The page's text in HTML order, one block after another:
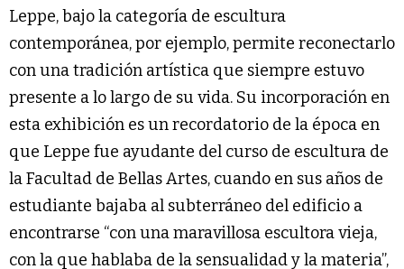
Leppe, bajo la categoría de escultura
contemporánea, por ejemplo, permite reconectarlo
con una tradición artística que siempre estuvo
presente a lo largo de su vida. Su incorporación en
esta exhibición es un recordatorio de la época en
que Leppe fue ayudante del curso de escultura de
la Facultad de Bellas Artes, cuando en sus años de
estudiante bajaba al subterráneo del edificio a
encontrarse “con una maravillosa escultora vieja,
con la que hablaba de la sensualidad y la materia”,